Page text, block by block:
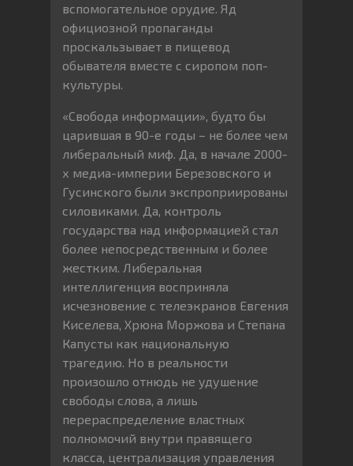
вспомогательное орудие. Яд
официозной пропаганды
проскальзывает в пищевод
обывателя вместе с сиропом поп-
культуры.
«Свобода информации», будто бы
царившая в 90-е годы – не более чем
либеральный миф. Да, в начале 2000-
х медиа-империи Березовского и
Гусинского были экспроприированы
силовиками. Да, контроль
государства над информацией стал
более непосредственным и более
жестким. Либеральная
интеллигенция восприняла
исчезновение с телеэкранов Евгения
Киселева, Хрюна Моржова и Степана
Капусты как национальную
трагедию. Но в реальности
произошло отнюдь не удушение
свободы слова, а лишь
перераспределение властных
полномочий внутри правящего
класса, централизация управления